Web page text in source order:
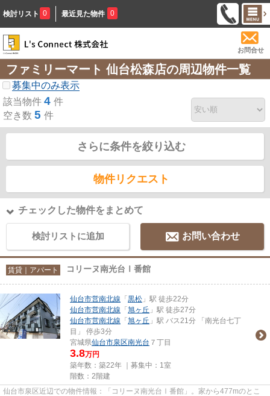
検討リスト 0 最近見た物件 0
お問合せ
ファミリーマート 仙台松森店の周辺物件一覧
募集中のみ表示
該当物件 4 件
空き数 5 件
さらに条件を絞り込む
物件リクエスト
チェックした物件をまとめて
検討リストに追加 お問い合わせ
賃貸｜アパート コリーヌ南光台Ⅰ番館
仙台市営南北線 「 黒松 」駅 徒歩22分
仙台市営南北線 「 旭ヶ丘 」駅 徒歩27分
仙台市営南北線 「 旭ヶ丘 」駅 バス21分 「南光台七丁
目」 停歩3分
宮城県仙台市泉区南光台 ７丁目
3.8万円
築年数：築22年 ｜募集中： 1室
階数：2階建
仙台市泉区近辺での物件情報：「コリーヌ南光台Ⅰ番館」。家から477mのとこ